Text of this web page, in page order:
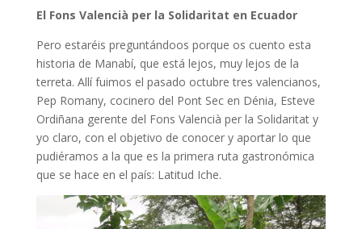
El Fons Valencià per la Solidaritat en Ecuador
Pero estaréis preguntándoos porque os cuento esta
historia de Manabí, que está lejos, muy lejos de la
terreta. Allí fuimos el pasado octubre tres valencianos,
Pep Romany, cocinero del Pont Sec en Dénia, Esteve
Ordiñana gerente del Fons Valencià per la Solidaritat y
yo claro, con el objetivo de conocer y aportar lo que
pudiéramos a la que es la primera ruta gastronómica
que se hace en el país: Latitud Iche.